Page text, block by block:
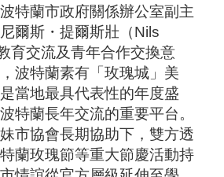
特蘭市政府關係辦公室副主
爾斯・提爾斯壯（Nils
育交流及青年合作交換意
波特蘭素有「玫瑰城」美
當地最具代表性的年度盛
特蘭長年交流的重要平台。
市協會長期協助下，雙方透
蘭玫瑰節等重大節慶活動持